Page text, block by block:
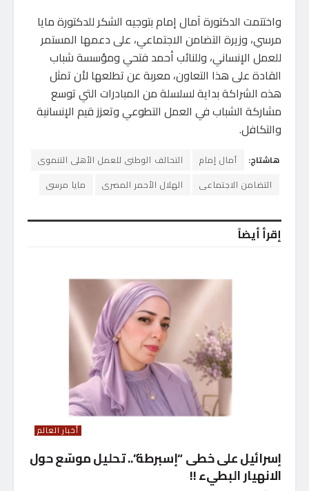
واختتمت الدكتورة آمال إمام بتوجيه الشكر للدكتورة مايا
مرسي، وزيرة التضامن الاجتماعي، على دعمها المستمر
للعمل الإنساني، وللنائب أحمد فتحي ومؤسسة شباب
القادة على هذا التعاون، معربة عن تطلعها لأن تمثل
هذه الشراكة بداية لسلسلة من المبادرات التي توسع
مشاركة الشباب في العمل التطوعي وتعزز قيم الإنسانية
والتكافل.
هاشتاج: آمال إمام
التحالف الوطنى للعمل الأهلى التنموى
التضامن الاجتماعى
الهلال الأحمر المصرى مايا مرسى
إقرأ أيضاً
أخبار العالم
إسرائيل على خطى “إسبرطة”.. تحليل موسّع حول
الانهيار البطيء !!